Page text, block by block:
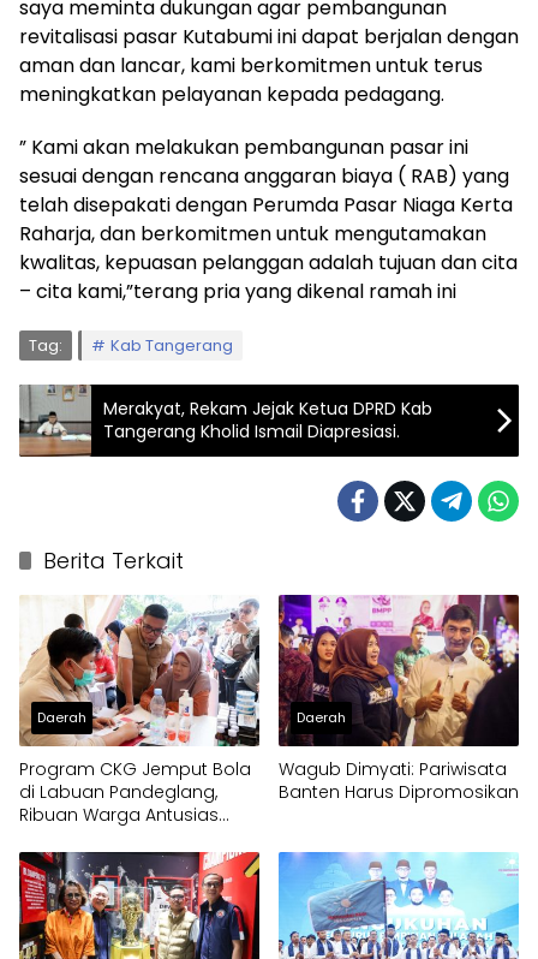
saya meminta dukungan agar pembangunan
revitalisasi pasar Kutabumi ini dapat berjalan dengan
aman dan lancar, kami berkomitmen untuk terus
meningkatkan pelayanan kepada pedagang.
” Kami akan melakukan pembangunan pasar ini
sesuai dengan rencana anggaran biaya ( RAB) yang
telah disepakati dengan Perumda Pasar Niaga Kerta
Raharja, dan berkomitmen untuk mengutamakan
kwalitas, kepuasan pelanggan adalah tujuan dan cita
– cita kami,”terang pria yang dikenal ramah ini
Tag: Kab Tangerang
Merakyat, Rekam Jejak Ketua DPRD Kab
Tangerang Kholid Ismail Diapresiasi.
Berita Terkait
Daerah
Program CKG Jemput Bola
di Labuan Pandeglang,
Ribuan Warga Antusias
Daerah
Wagub Dimyati: Pariwisata
Banten Harus Dipromosikan